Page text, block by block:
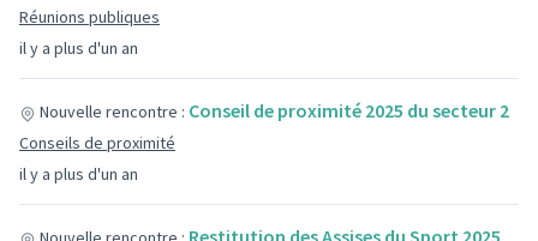
il y a plus d'un an
Réunions publiques
il y a plus d'un an
Nouvelle rencontre : Conseil de proximité 2025 du secteur 2
Conseils de proximité
Restitution des Assises du Sport 2025